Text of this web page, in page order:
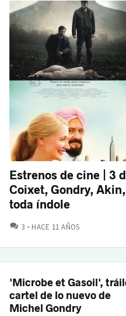
Estrenos de cine | 3
Coixet, Gondry,
toda índole
3 COMENTARIOS
HACE 11 AÑOS
'Microbe et Gasoil',
cartel de lo nuevo de
Michel Gondry